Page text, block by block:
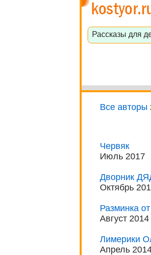
Рассказы для
Все авторы
Червяк
Июль 2017
Дворник
Октябрь
Разминка
Август 2014
Лимерики
Апрель